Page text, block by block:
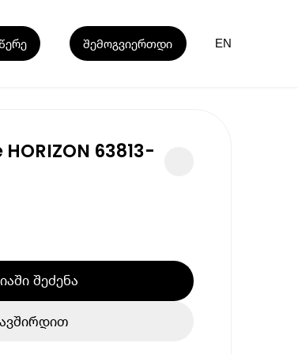
შემოგვიერთდი EN
63813-
შეძენა